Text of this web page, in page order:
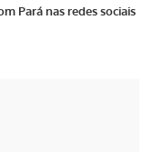
Pará nas redes sociais